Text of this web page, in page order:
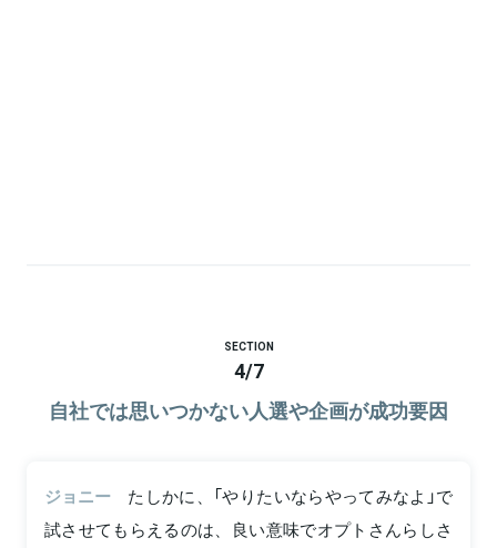
SECTION
4/7
自社では思いつかない人選や企画が成功要因
ジョニー
たしかに、「やりたいならやってみなよ」で
試させてもらえるのは、良い意味でオプトさんらしさ